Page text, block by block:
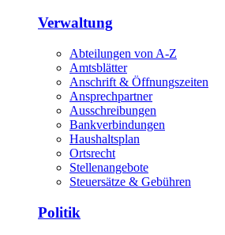
Verwaltung
Abteilungen von A-Z
Amtsblätter
Anschrift & Öffnungszeiten
Ansprechpartner
Ausschreibungen
Bankverbindungen
Haushaltsplan
Ortsrecht
Stellenangebote
Steuersätze & Gebühren
Politik